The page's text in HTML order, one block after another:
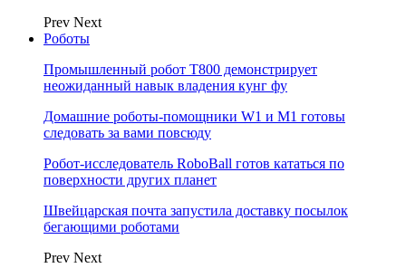
Prev Next
Роботы
Промышленный робот Т800 демонстрирует
неожиданный навык владения кунг фу
Домашние роботы-помощники W1 и M1 готовы
следовать за вами повсюду
Робот-исследователь RoboBall готов кататься по
поверхности других планет
Швейцарская почта запустила доставку посылок
бегающими роботами
Prev Next